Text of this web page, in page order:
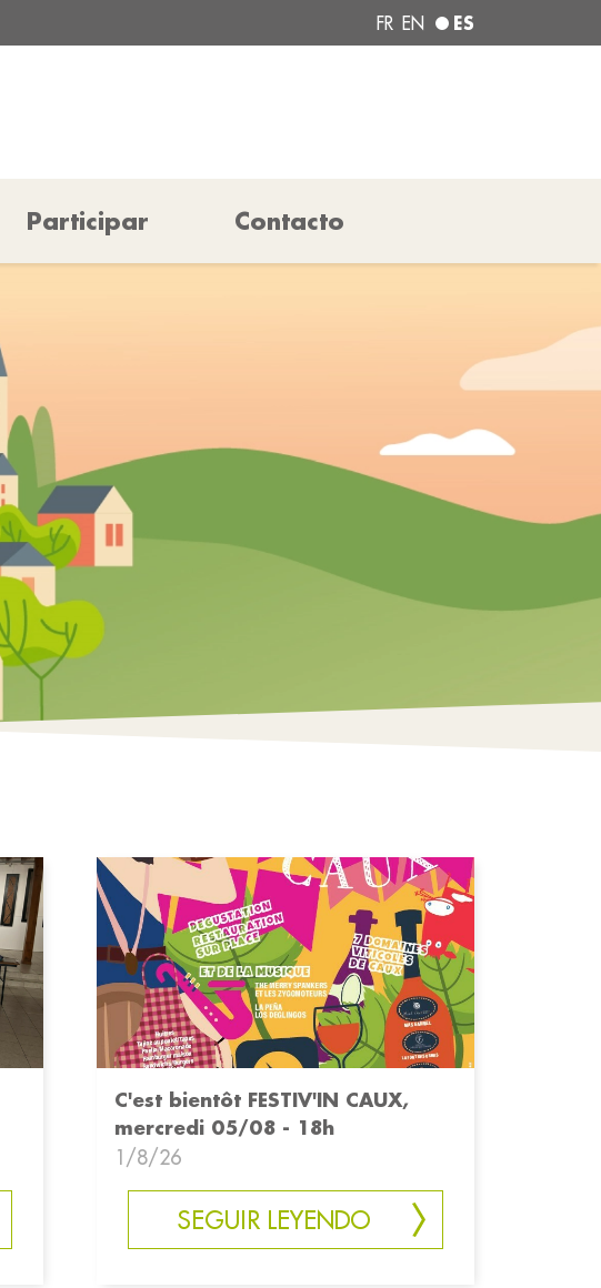
FR EN ES
Participar Contacto
C'est bientôt FESTIV'IN CAUX,
mercredi 05/08 - 18h
1/8/26
SEGUIR LEYENDO